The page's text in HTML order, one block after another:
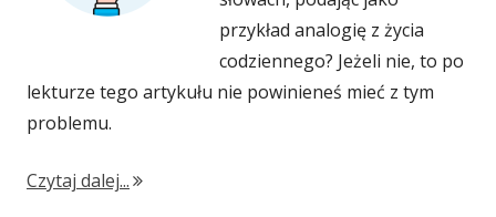
przykład analogię z życia
codziennego? Jeżeli nie, to po
lekturze tego artykułu nie powinieneś mieć z tym
problemu.
Czytaj dalej..."Co to są te ciasteczka?"